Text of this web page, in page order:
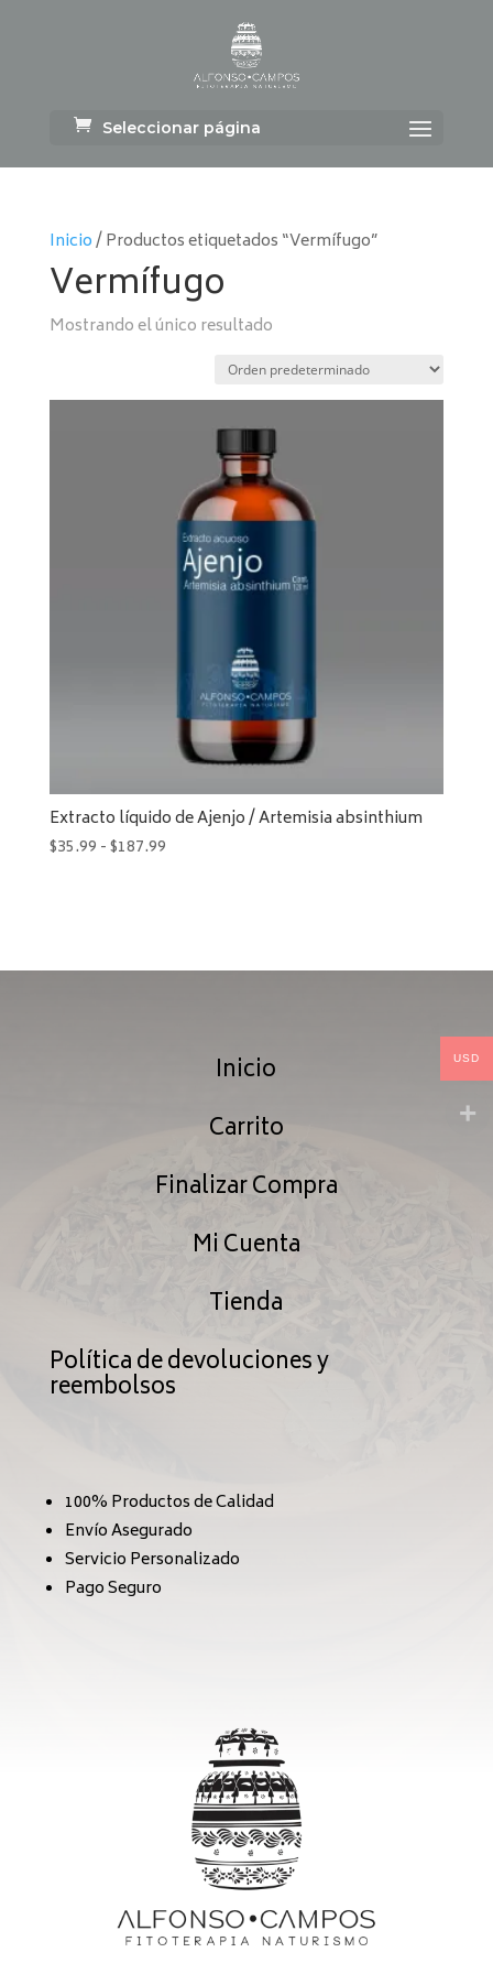
Seleccionar página
Inicio/ Productos etiquetados “Vermífugo”
Vermífugo
Mostrando el único resultado
Extracto líquido de Ajenjo / Artemisia absinthium
$35.99 -$187.99Rango
hasta
Inicio
Carrito
Finalizar Compra
Mi Cuenta
Tienda
Política de devoluciones y
reembolsos
100% Productos de Calidad
Envío Asegurado
Servicio Personalizado
Pago Seguro
USD